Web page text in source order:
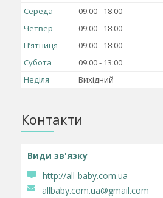
Середа
09:00
18:00
Четвер
09:00
18:00
Пʼятниця
09:00
18:00
Субота
09:00
13:00
Неділя
Вихідний
Контакти
http://all-baby.com.ua
allbaby.com.ua@gmail.com